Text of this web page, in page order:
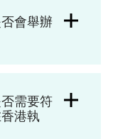
會舉辦
需要符
港執